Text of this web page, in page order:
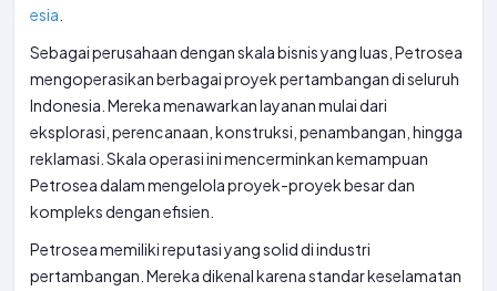
esia
Sebagai perusahaan dengan skala bisnis yang luas, Petrosea
mengoperasikan berbagai proyek pertambangan di seluruh
Indonesia. Mereka menawarkan layanan mulai dari
eksplorasi, perencanaan, konstruksi, penambangan, hingga
reklamasi. Skala operasi ini mencerminkan kemampuan
Petrosea dalam mengelola proyek-proyek besar dan
kompleks dengan efisien.
Petrosea memiliki reputasi yang solid di industri
pertambangan. Mereka dikenal karena standar keselamatan